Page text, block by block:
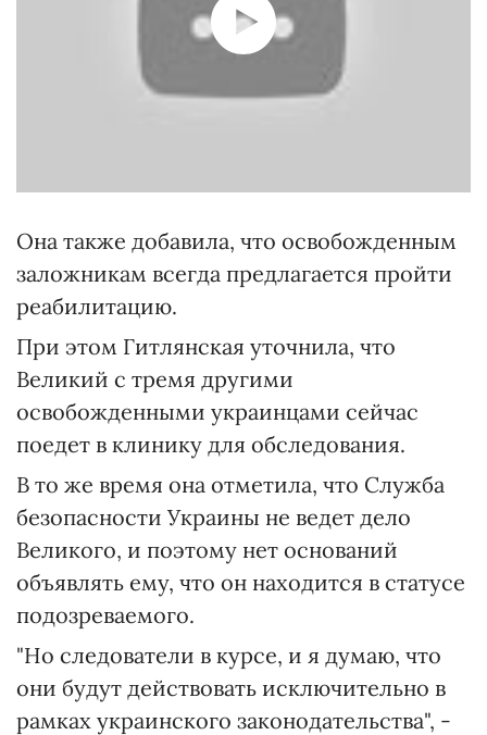
Она также добавила, что освобожденным
заложникам всегда предлагается пройти
реабилитацию.
При этом Гитлянская уточнила, что
Великий с тремя другими
освобожденными украинцами сейчас
поедет в клинику для обследования.
В то же время она отметила, что Служба
безопасности Украины не ведет дело
Великого, и поэтому нет оснований
объявлять ему, что он находится в статусе
подозреваемого.
"Но следователи в курсе, и я думаю, что
они будут действовать исключительно в
рамках украинского законодательства", -